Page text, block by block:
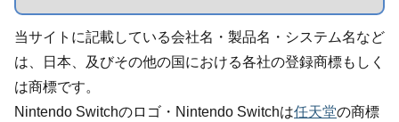
当サイトに記載している会社名・製品名・システム名など
は、日本、及びその他の国における各社の登録商標もしく
は商標です。
Nintendo Switchのロゴ・Nintendo Switchは任天堂の商標